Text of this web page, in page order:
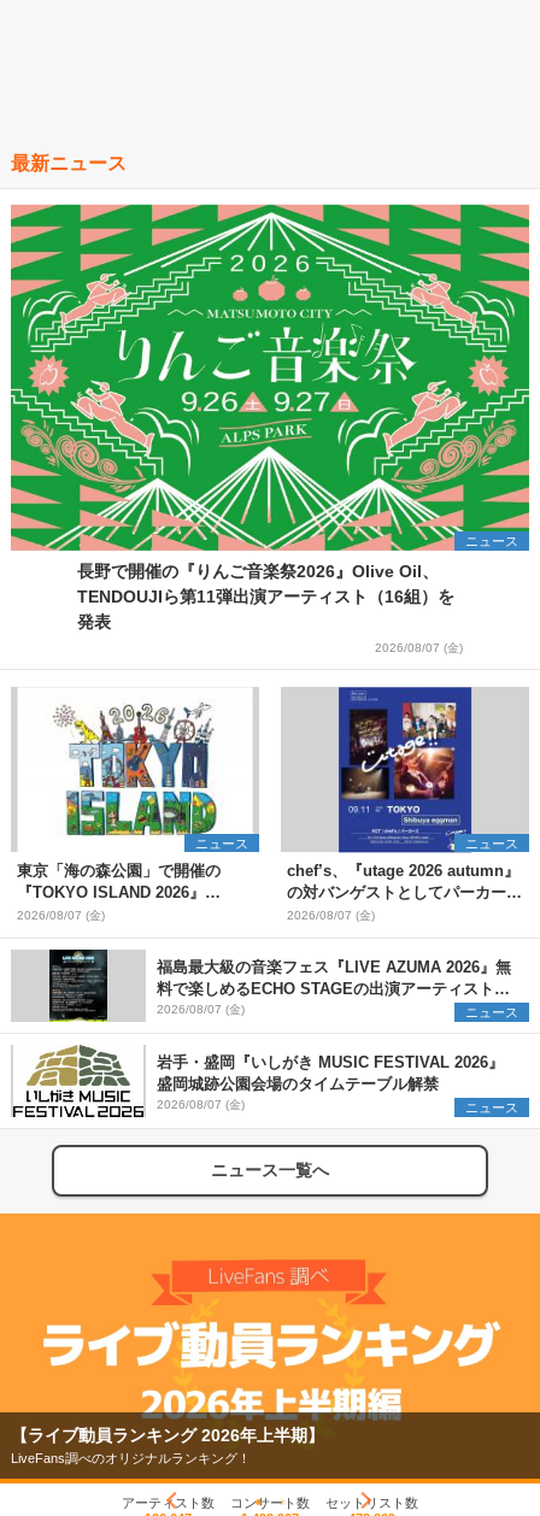
最新ニュース
ニュース
長野で開催の『りんご音楽祭2026』Olive Oil、
TENDOUJIら第11弾出演アーティスト（16組）を
発表
2026/08/07 (金)
ニュース
東京「海の森公園」で開催の
『TOKYO ISLAND 2026』
BIGMAMA、flumpoolら第3弾出
演者7組を発表 ワークショッ
プ・アート出展者を募集
2026/08/07 (金)
ニュース
chef’s、『utage 2026 autumn』
の対バンゲストとしてパーカーズ
を発表
2026/08/07 (金)
福島最大級の音楽フェス『LIVE AZUMA 2026』無
料で楽しめるECHO STAGEの出演アーティストを
発表
2026/08/07 (金) ニュース
岩手・盛岡『いしがき MUSIC FESTIVAL 2026』
盛岡城跡公園会場のタイムテーブル解禁
2026/08/07 (金) ニュース
ニュース一覧へ
【ライブ動員ランキング 2026年上半期】
LiveFans調べのオリジナルランキング！
アーティスト数
コンサート数
セットリスト数